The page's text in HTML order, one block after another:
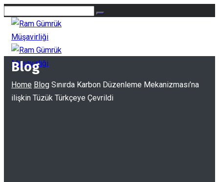
Blog
Home Blog Sınırda Karbon Düzenleme Mekanizması’na
ilişkin Tüzük Türkçeye Çevrildi